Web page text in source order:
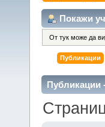
Покажи
От тук може да
Публикации
Публикации